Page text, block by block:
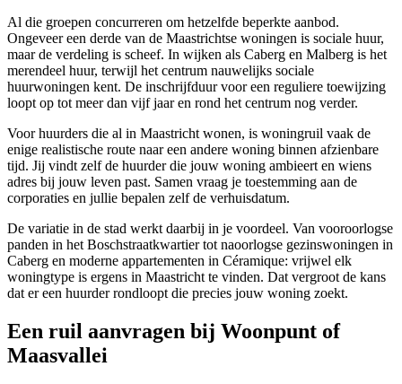
Al die groepen concurreren om hetzelfde beperkte aanbod.
Ongeveer een derde van de Maastrichtse woningen is sociale huur,
maar de verdeling is scheef. In wijken als Caberg en Malberg is het
merendeel huur, terwijl het centrum nauwelijks sociale
huurwoningen kent. De inschrijfduur voor een reguliere toewijzing
loopt op tot meer dan vijf jaar en rond het centrum nog verder.
Voor huurders die al in Maastricht wonen, is woningruil vaak de
enige realistische route naar een andere woning binnen afzienbare
tijd. Jij vindt zelf de huurder die jouw woning ambieert en wiens
adres bij jouw leven past. Samen vraag je toestemming aan de
corporaties en jullie bepalen zelf de verhuisdatum.
De variatie in de stad werkt daarbij in je voordeel. Van vooroorlogse
panden in het Boschstraatkwartier tot naoorlogse gezinswoningen in
Caberg en moderne appartementen in Céramique: vrijwel elk
woningtype is ergens in Maastricht te vinden. Dat vergroot de kans
dat er een huurder rondloopt die precies jouw woning zoekt.
Een ruil aanvragen bij Woonpunt of
Maasvallei